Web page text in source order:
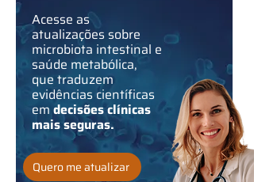
Acesse as
atualizações sobre
microbiota intestinal e
saúde metabólica,
que traduzem
evidências científicas
em decisões clínicas
mais seguras.
Quero me atualizar